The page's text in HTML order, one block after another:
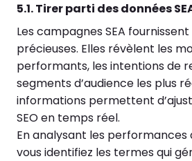
5.1. Tirer parti des données
Les campagnes SEA
précieuses. Elles révèlent les
performants, les intentions de
segments d’audience les plus
informations permettent
SEO en temps réel.
En analysant les performances
vous identifiez les termes qui